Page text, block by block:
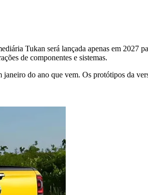
Tukan será lançada apenas em 2027
de componentes e sistemas.
janeiro do ano que vem. Os protótipos da